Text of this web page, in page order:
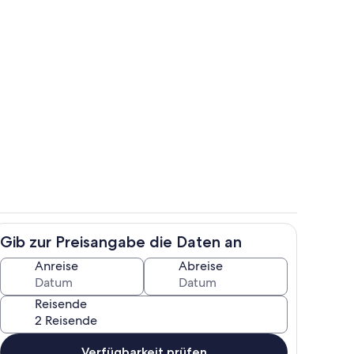
Eigene Küche
Gib zur Preisangabe die Daten an
Anreise Abreise
Reisende